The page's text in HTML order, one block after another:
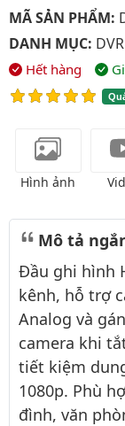
MÃ SẢN PHẨM:
DANH MỤC:
Hết hàng
Hình ảnh
Mô tả
Đầu ghi hình
kênh, hỗ trợ
Analog và
camera khi
tiết kiệm
1080p. Phù
đình, văn